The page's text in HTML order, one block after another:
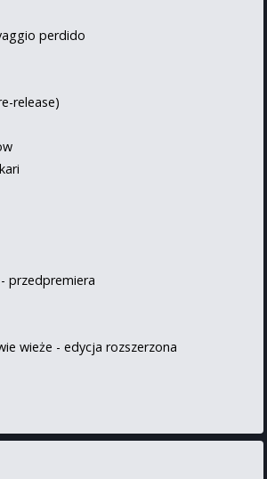
perdido
release)
przedpremiera
wieże - edycja rozszerzona